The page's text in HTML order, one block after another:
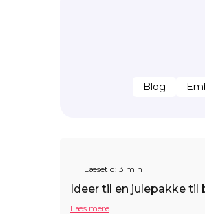
Blog
Læsetid: 3 min
Ideer til en julepakke til
Læs mere